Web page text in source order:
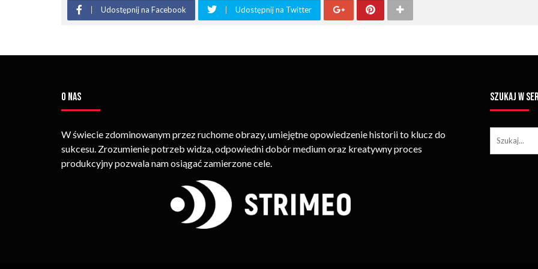
Udostępnij na Facebook Udostępnij na Twitter
O NAS
W świecie zdominowanym przez ruchome obrazy, umiejętne opowiedzenie historii to klucz do
sukcesu. Zrozumienie potrzeb widza, odpowiedni dobór medium oraz kreatywny proces
produkcyjny pozwala nam osiągać zamierzone cele.
SZUKAJ W